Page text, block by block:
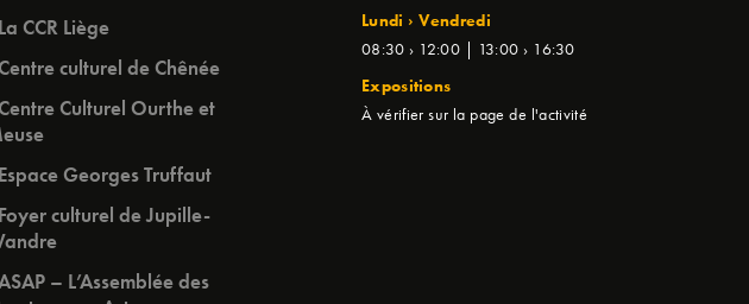
La CCR Liège
culturel de Chênée
Culturel Ourthe et
Espace Georges Truffaut
Foyer culturel de Jupille-
– L’Assemblée des
Lundi › Vendredi
08:30 › 12:00 | 13:00 › 16:30
Expositions
À vérifier sur la page de l'activité